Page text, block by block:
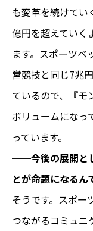
も変革を続けてい
億円を超えていく
ます。スポーツベ
営競技と同じ7兆
ているので、『モ
ボリュームになっ
っています。
━━今後の展開と
とが命題になるん
そうです。スポー
つながるコミュニ